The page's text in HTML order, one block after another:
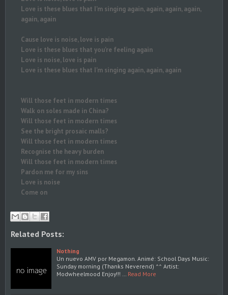
Love is these blues that I'm singing again, again, again, again,
again, again
Cause love is noise, love is pain
Love is these blues that you're feeling again
Love is noise, love is pain
Love is these blues that I'm singing again, again, again
Will those feet in modern times
Walk on soles made in China?
Will those feet in modern times
See the bright prosaic malls?
Will those feet in modern times
Recognise the heavy burden
Will those feet in modern times
Pardon me for my sins
Love is noise
Come on
Related Posts:
Nothing
Un nuevo AMV por Megamon. Animé: School Days Music:
Sunday morning (Thanks Neverend) ^^ Artist:
Modwheelmood Enjoy!!! …
Read More